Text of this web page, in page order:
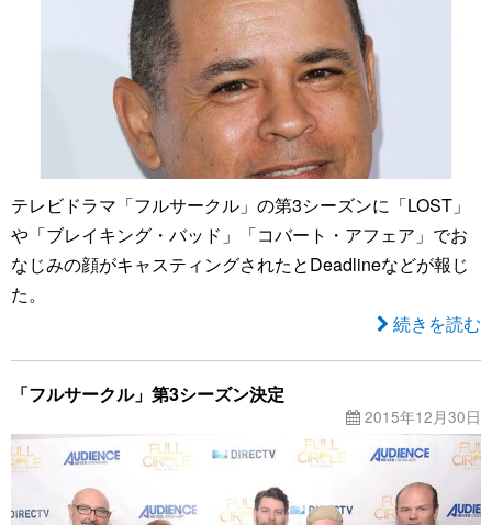
テレビドラマ「フルサークル」の第3シーズンに「LOST」
や「ブレイキング・バッド」「コバート・アフェア」でお
なじみの顔がキャスティングされたとDeadlineなどが報じ
た。
続きを読む
「フルサークル」第3シーズン決定
2015年12月30日